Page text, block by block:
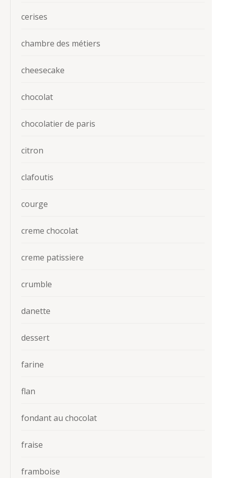
cerises
chambre des métiers
cheesecake
chocolat
chocolatier de paris
citron
clafoutis
courge
creme chocolat
creme patissiere
crumble
danette
dessert
farine
flan
fondant au chocolat
fraise
framboise